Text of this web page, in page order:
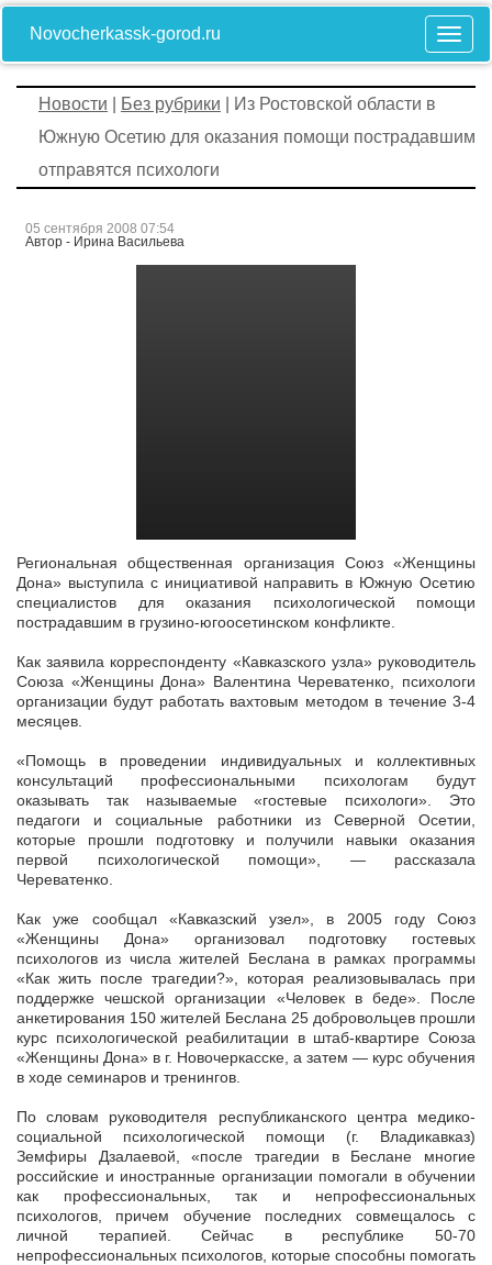
Novocherkassk-gorod.ru
Новости Без рубрики | Из Ростовской области в
Южную Осетию для оказания помощи пострадавшим
отправятся психологи
05 сентября 2008 07:54
Автор - Ирина Васильева
Региональная общественная организация Союз «Женщины
Дона» выступила с инициативой направить в Южную Осетию
специалистов для оказания психологической помощи
пострадавшим в грузино-югоосетинском конфликте.
Как заявила корреспонденту «Кавказского узла» руководитель
Союза «Женщины Дона» Валентина Череватенко, психологи
организации будут работать вахтовым методом в течение 3-4
месяцев.
«Помощь в проведении индивидуальных и коллективных
консультаций профессиональными психологам будут
оказывать так называемые «гостевые психологи». Это
педагоги и социальные работники из Северной Осетии,
которые прошли подготовку и получили навыки оказания
первой психологической помощи», — рассказала
Череватенко.
Как уже сообщал «Кавказский узел», в 2005 году Союз
«Женщины Дона» организовал подготовку гостевых
психологов из числа жителей Беслана в рамках программы
«Как жить после трагедии?», которая реализовывалась при
поддержке чешской организации «Человек в беде». После
анкетирования 150 жителей Беслана 25 добровольцев прошли
курс психологической реабилитации в штаб-квартире Союза
«Женщины Дона» в г. Новочеркасске, а затем — курс обучения
в ходе семинаров и тренингов.
По словам руководителя республиканского центра медико-
социальной психологической помощи (г. Владикавказ)
Земфиры Дзалаевой, «после трагедии в Беслане многие
российские и иностранные организации помогали в обучении
как профессиональных, так и непрофессиональных
психологов, причем обучение последних совмещалось с
личной терапией. Сейчас в республике 50-70
непрофессиональных психологов, которые способны помогать